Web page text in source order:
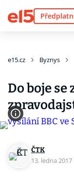
e15.cz Byznys
Do boje se
ČTK
13. ledna 2017